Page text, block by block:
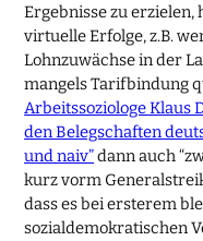
Ergebnisse zu erzielen,
virtuelle Erfolge, z.B.
Lohnzuwächse in der
mangels Tarifbindung
Arbeitssoziologe Klaus
den Belegschaften
und naiv”dann auch
kurz vorm
dass es bei ersterem
sozialdemokratischen